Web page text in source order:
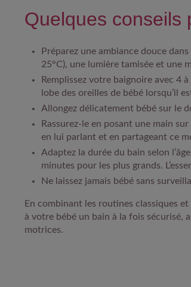
Quelques conseils
Préparez une ambiance douce
25°C), une lumière tamisée et une
Remplissez votre baignoire avec 4
lobe des oreilles de bébé lorsqu’il
Allongez délicatement bébé sur le
Rassurez-le en posant une main
en lui parlant et en partageant ce
Adaptez la durée du bain selon
minutes pour les plus grands.
Ne laissez jamais bébé sans
En combinant les routines classiques
à votre bébé un bain à la fois sécurisé,
motrices.